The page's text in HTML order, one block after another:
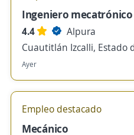
Ingeniero mecatrónico
4.4
Alpura
Cuautitlán Izcalli, Estado
Ayer
Empleo destacado
Mecánico